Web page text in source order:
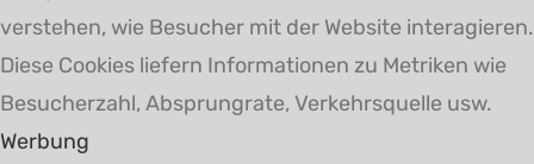
verstehen, wie Besucher mit der Website interagieren.
Diese Cookies liefern Informationen zu Metriken wie
Besucherzahl, Absprungrate, Verkehrsquelle usw.
Werbung